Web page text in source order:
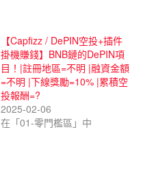
【Capfizz / DePIN空投+插件
掛機賺錢】BNB鏈的DePIN項
目！|註冊地區=不明 |融資金額
=不明 |下線獎勵=10% |累積空
投報酬=?
2025-02-06
在「01-零門檻區」中